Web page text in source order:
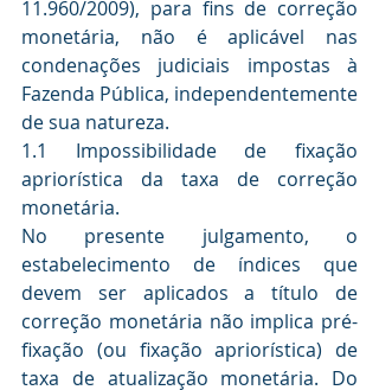
11.960/2009), para fins de correção
monetária, não é aplicável nas
condenações judiciais impostas à
Fazenda Pública, independentemente
de sua natureza.
1.1 Impossibilidade de fixação
apriorística da taxa de correção
monetária.
No presente julgamento, o
estabelecimento de índices que
devem ser aplicados a título de
correção monetária não implica pré-
fixação (ou fixação apriorística) de
taxa de atualização monetária. Do